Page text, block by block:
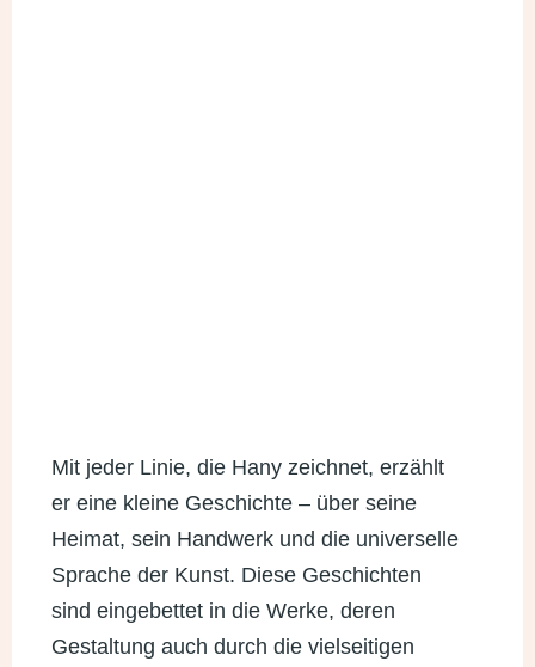
Mit jeder Linie, die Hany zeichnet, erzählt
er eine kleine Geschichte – über seine
Heimat, sein Handwerk und die universelle
Sprache der Kunst. Diese Geschichten
sind eingebettet in die Werke, deren
Gestaltung auch durch die vielseitigen